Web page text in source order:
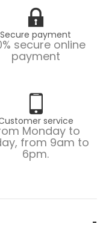
Secure payment
secure online
payment
service
Monday to
from 9am to
6pm.